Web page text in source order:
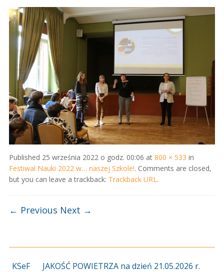
Published 25 września 2022 o godz. 00:06 at 800 × 533 in
Festiwal Nauki 2022 w… naszej Szkole!. Comments are closed,
but you can leave a trackback: Trackback URL .
← Previous Next →
KSeF
JAKOŚĆ POWIETRZA na dzień 21.05.2026 r.